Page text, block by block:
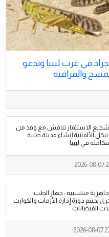
في غرب ليبيا وتدعو
والمراقبة
الاستثمار تناقش مع وفد من
الألمانية إنشاء مدينة طبية
في ليبيا
2026-08-07
جاهزية منتسبيه : جهاز الطب
يختتم دورة إدارة الأزمات والكوارث
الفيضانات.
2026-08-07